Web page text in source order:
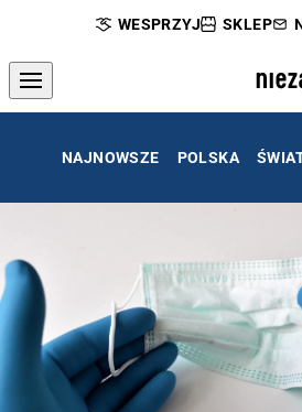
WESPRZYJ SKLEP
NAJNOWSZE POLSKA